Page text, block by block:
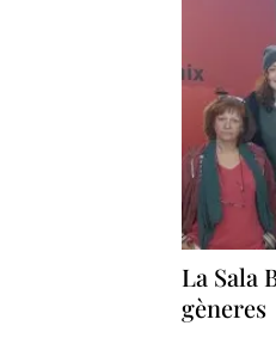
La Sala
gèneres